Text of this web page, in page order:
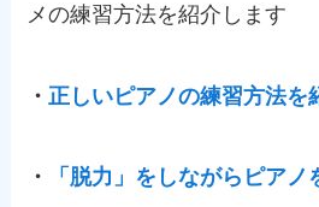
メの練習方法を紹介します
・ 正しいピアノの練習方法を
・ 「脱力」をしながらピアノ